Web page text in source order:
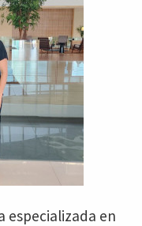
especializada en